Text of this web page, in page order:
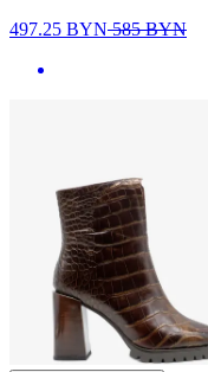
497.25 BYN585BYN